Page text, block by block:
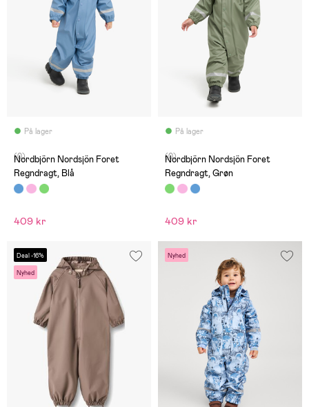
På lager
(0)
Nordbjörn Nordsjön Foret
Regndragt, Blå
409 kr
På lager
(0)
Nordbjörn Nordsjön Foret
Regndragt, Grøn
409 kr
Deal -16%
Nyhed
Nyhed